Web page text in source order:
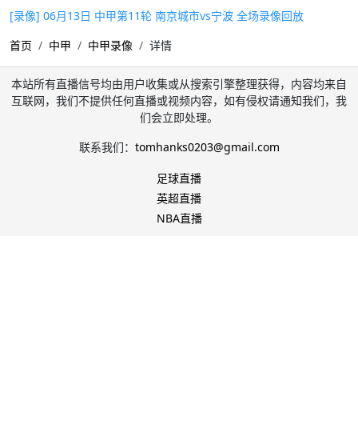
[录像] 06月13日 中甲第11轮 南京城市vs宁波 全场录像回放
首页
中甲 中甲录像 详情
本站所有直播信号均由用户收集或从搜索引擎整理获得，内容均来自
互联网，我们不提供任何直播或视频内容，如有侵权请通知我们，我
们会立即处理。
联系我们： tomhanks0203@gmail.com
足球直播
英超直播
NBA直播